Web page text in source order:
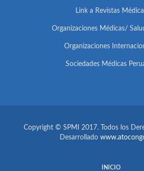
Link a Revistas
Organizaciones Médicas/
Organizaciones
Sociedades Médicas
Copyright © SPMI 2017. Todos los
Desarrollado
INICIO